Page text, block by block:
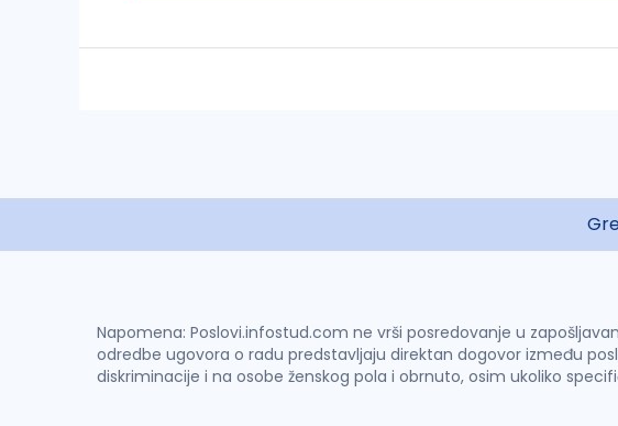
Napomena: Poslovi.infostud.com ne vrši posredovanje u
odredbe ugovora o radu predstavljaju direktan dogovor između
diskriminacije i na osobe ženskog pola i obrnuto, osim ukoliko